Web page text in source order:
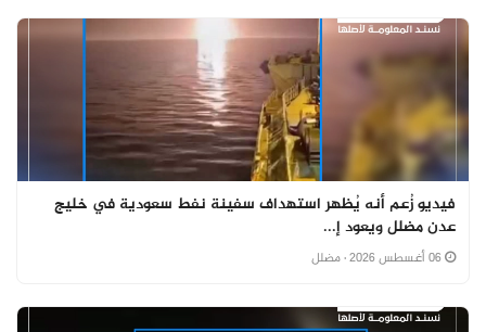
فيديو زُعم أنه يُظهر استهداف سفينة نفط سعودية في خليج
عدن مضلل ويعود إ...
· مضلل